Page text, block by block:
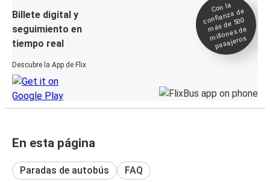
Billete digital y
seguimiento en
tiempo real
Descubre la App de Flix
Con la
confianza de
más de 500
millones de
pasajeros
En esta página
Paradas de autobús FAQ